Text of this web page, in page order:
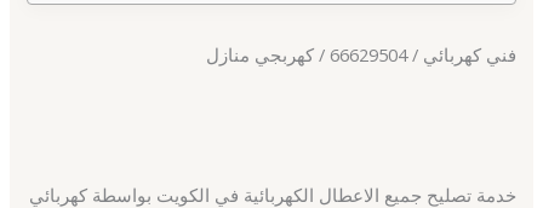
فني كهربائي / 66629504 / كهربجي منازل
خدمة تصليح جميع الاعطال الكهربائية في الكويت بواسطة كهربائي